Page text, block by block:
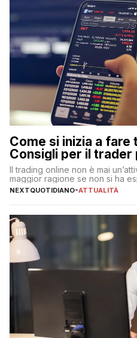
Come si inizia a fare
Consigli per il trader
Il trading online non è mai
maggior ragione se non si ha
NEXTQUOTIDIANO-ATTUALITÀ